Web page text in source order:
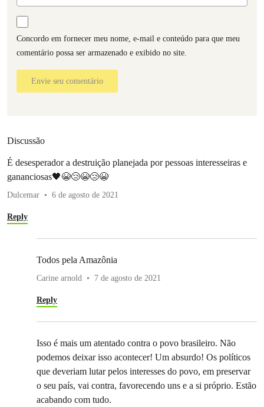
Concordo em fornecer meu nome, e-mail e conteúdo para que meu
comentário possa ser armazenado e exibido no site.
Envie seu comentário
Discussão
É desesperador a destruição planejada por pessoas interesseiras e
gananciosas🖤😭😢😭😢😭
Dulcemar 6 de agosto de 2021
Reply
Todos pela Amazônia
Carine arnold 7 de agosto de 2021
Reply
Isso é mais um atentado contra o povo brasileiro. Não
podemos deixar isso acontecer! Um absurdo! Os políticos
que deveriam lutar pelos interesses do povo, em preservar
o seu país, vai contra, favorecendo uns e a si próprio. Estão
acabando com tudo.